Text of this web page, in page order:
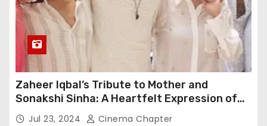
Zaheer Iqbal’s Tribute to Mother and
Sonakshi Sinha: A Heartfelt Expression of
Gratitude
Jul 23, 2024 Cinema Chapter